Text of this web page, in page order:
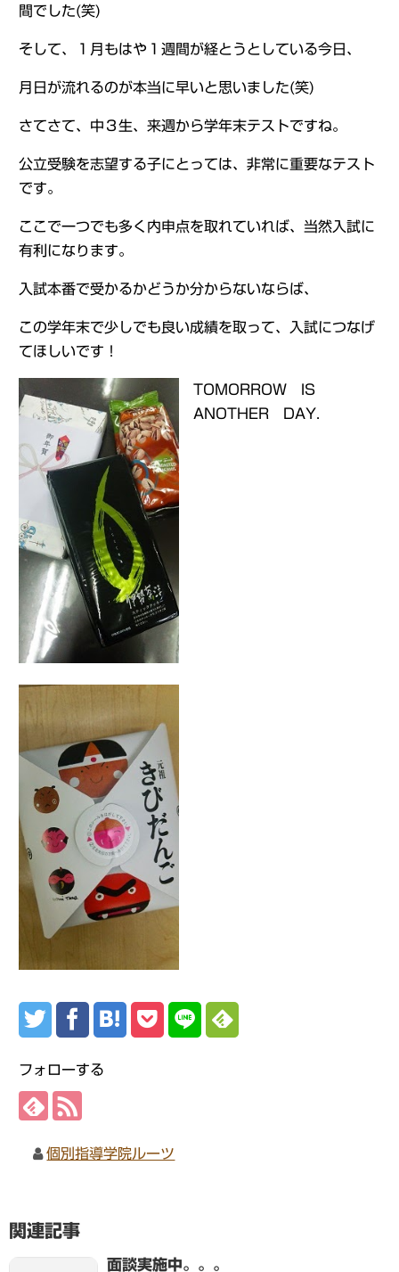
間でした(笑)
そして、１月もはや１週間が経とうとしている今日、
月日が流れるのが本当に早いと思いました(笑)
さてさて、中３生、来週から学年末テストですね。
公立受験を志望する子にとっては、非常に重要なテスト
です。
ここで一つでも多く内申点を取れていれば、当然入試に
有利になります。
入試本番で受かるかどうか分からないならば、
この学年末で少しでも良い成績を取って、入試につなげ
てほしいです！
TOMORROW IS
ANOTHER DAY.
フォローする
個別指導学院ルーツ
関連記事
面談実施中。。。